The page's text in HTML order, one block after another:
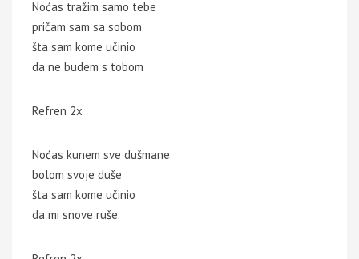
Noćas tražim samo tebe
pričam sam sa sobom
šta sam kome učinio
da ne budem s tobom
Refren 2x
Noćas kunem sve dušmane
bolom svoje duše
šta sam kome učinio
da mi snove ruše.